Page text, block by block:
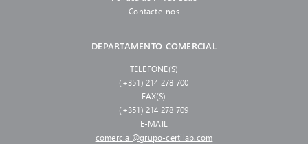
Contacte-nos
DEPARTAMENTO COMERCIAL
TELEFONE(S)
(+351) 214 278 700
FAX(S)
(+351) 214 278 709
E-MAIL
comercial@grupo-certilab.com